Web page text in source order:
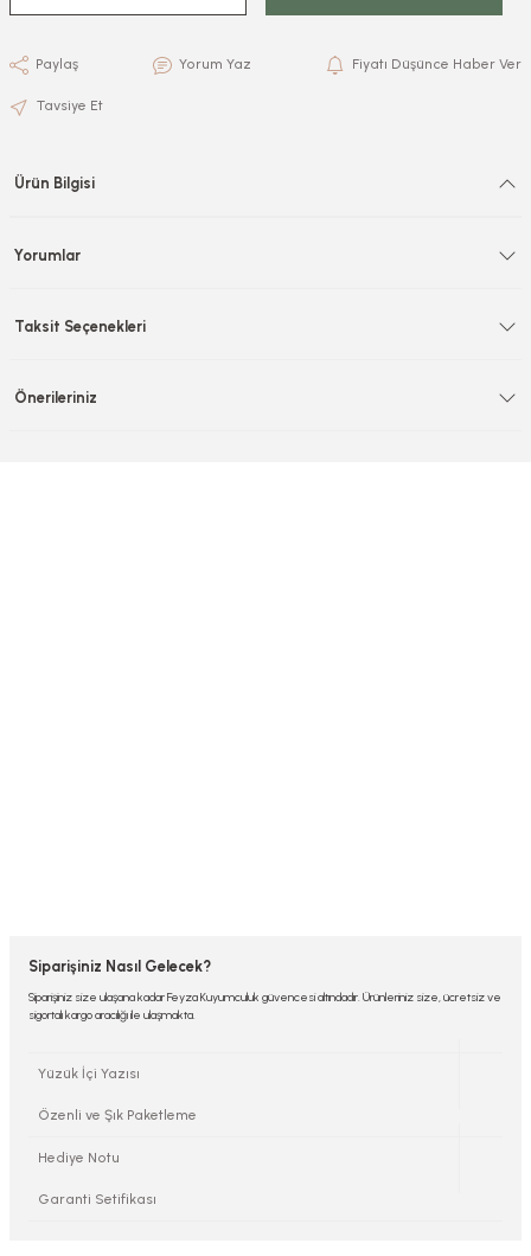
Yorum Yaz Fiyatı Düşünce Haber Ver
Tavsiye Et
Paylaş
Ürün Bilgisi
Yorumlar
Taksit Seçenekleri
Önerileriniz
Siparişiniz Nasıl Gelecek?
Siparişiniz size ulaşana kadar Feyza Kuyumculuk güvencesi altındadır. Ürünleriniz size, ücretsiz ve
sigortalı kargo aracılığı ile ulaşmakta.
Yüzük İçi Yazısı
Özenli ve Şık Paketleme
Hediye Notu
Garanti Setifikası